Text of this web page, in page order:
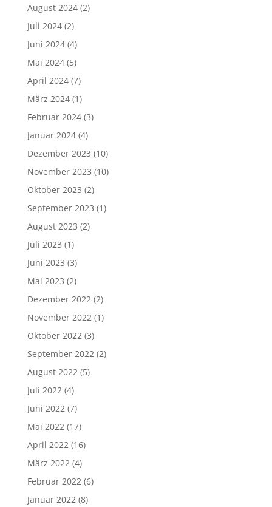
August 2024(2)
Juli 2024(2)
Juni 2024(4)
Mai 2024(5)
April 2024(7)
März 2024(1)
Februar 2024(3)
Januar 2024(4)
Dezember 2023 (10)
November 2023 (10)
Oktober 2023 (2)
September 2023 (1)
August 2023 (2)
Juli 2023 (1)
Juni 2023 (3)
Mai 2023 (2)
Dezember 2022(2)
November 2022(1)
Oktober 2022(3)
September 2022(2)
August 2022(5)
Juli 2022(4)
Juni 2022(7)
Mai 2022(17)
April 2022(16)
März 2022(4)
Februar 2022(6)
Januar 2022(8)